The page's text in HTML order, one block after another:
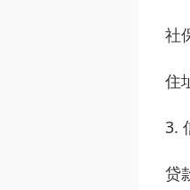
社
住
3.
贷